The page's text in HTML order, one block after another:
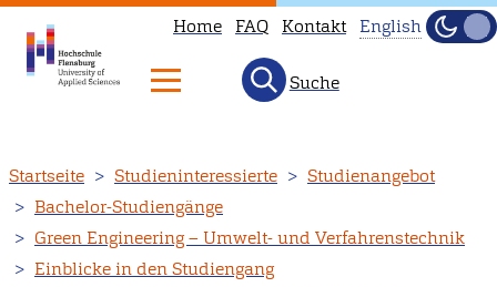
zum
Inhalt
Home FAQ Kontakt
not
in
English
Hell
Suche
Startseite Studieninteressierte
Studienangebot
Bachelor-Studiengänge
Green Engineering – Umwelt- und Verfahrenstechnik
Einblicke in den Studiengang